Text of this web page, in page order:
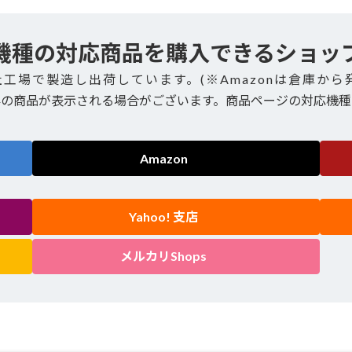
種の対応商品を購入できるショッ
場で製造し出荷しています。(※Amazonは倉庫から
商品が表示される場合がございます。商品ページの対応機
Amazon
Yahoo! 支店
メルカリShops